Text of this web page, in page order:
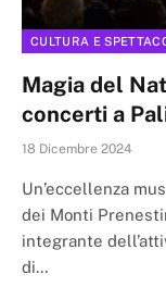
CULTURA E
Magia del
concerti a
18 Dicembre 2024
Un’eccellenza
dei Monti
integrante
di…